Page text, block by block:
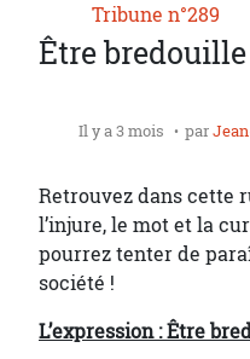
Tribune n°289
Être bredouille
Il y a 3 mois par
Retrouvez dans cette
l’injure, le mot et la
pourrez tenter de
société !
L’expression : Être